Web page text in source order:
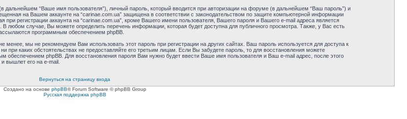
“Ваше имя пользователя”), личный пароль, который вводится при авторизации на форуме (в дальнейшем “Ваш пароль”) и
на Вашем аккаунте на “carinae.com.ua” защищена в соответствии с законодательством по защите компьютерной информации
регистрации аккаунта на “carinae.com.ua”, кроме Вашего имени пользователя, Вашего пароля и Вашего e-mail адреса является
любом случае, Вы можете определить перечень информации, которая будет доступна для публичного просмотра. Также, у Вас есть
программным обеспечением phpBB.
мы не рекомендуем Вам использовать этот пароль при регистрации на других сайтах. Ваш пароль используется для доступа к
при каких обстоятельствах не предоставляйте его третьим лицам. Если Вы забудете пароль, то для восстановления можете
обеспечением phpBB. Для восстановления пароля Вам нужно будет ввести Ваше имя пользователя и Ваш e-mail адрес, после этого
вышлет его на e-mail.
Вернуться на страницу входа
Создано на основе phpBB® Forum Software © phpBB Group
Русская поддержка phpBB